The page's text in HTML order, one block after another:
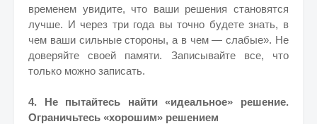
временем увидите, что ваши решения становятся
лучше. И через три года вы точно будете знать, в
чем ваши сильные стороны, а в чем — слабые». Не
доверяйте своей памяти. Записывайте все, что
только можно записать.
4. Не пытайтесь найти «идеальное» решение.
Ограничьтесь «хорошим» решением